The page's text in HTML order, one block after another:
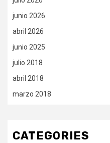
junio 2026
abril 2026
junio 2025
julio 2018
abril 2018
marzo 2018
CATEGORIES